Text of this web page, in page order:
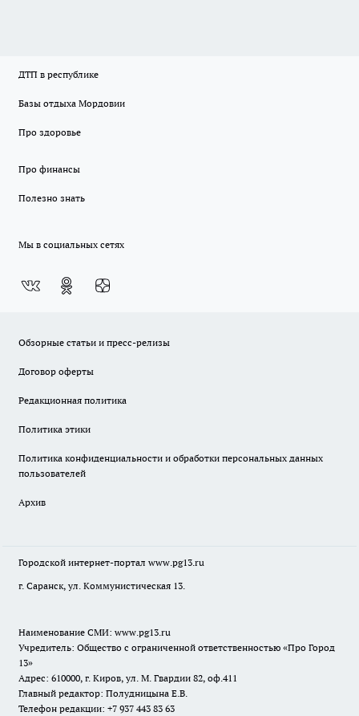
ДТП в республике
Базы отдыха Мордовии
Про здоровье
Про финансы
Полезно знать
Мы в социальных сетях
Обзорные статьи и пресс-релизы
Договор оферты
Редакционная политика
Политика этики
Политика конфиденциальности и обработки персональных данных
пользователей
Архив
Городской интернет-портал www.pg13.ru
г. Саранск, ул. Коммунистическая 13.
Наименование СМИ: www.pg13.ru
Учредитель: Общество с ограниченной ответственностью «Про Город
13»
Адрес: 610000, г. Киров, ул. М. Гвардии 82, оф.411
Главный редактор: Полудницына Е.В.
Телефон редакции: +7 937 443 83 63